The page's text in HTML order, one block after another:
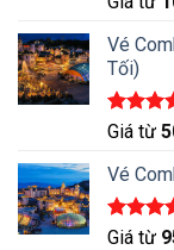
5 sao
Vé
Tối)
Được
5 sao
Giá từ
Vé
Được
Giá từ